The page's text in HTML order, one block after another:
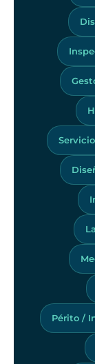
Périto /